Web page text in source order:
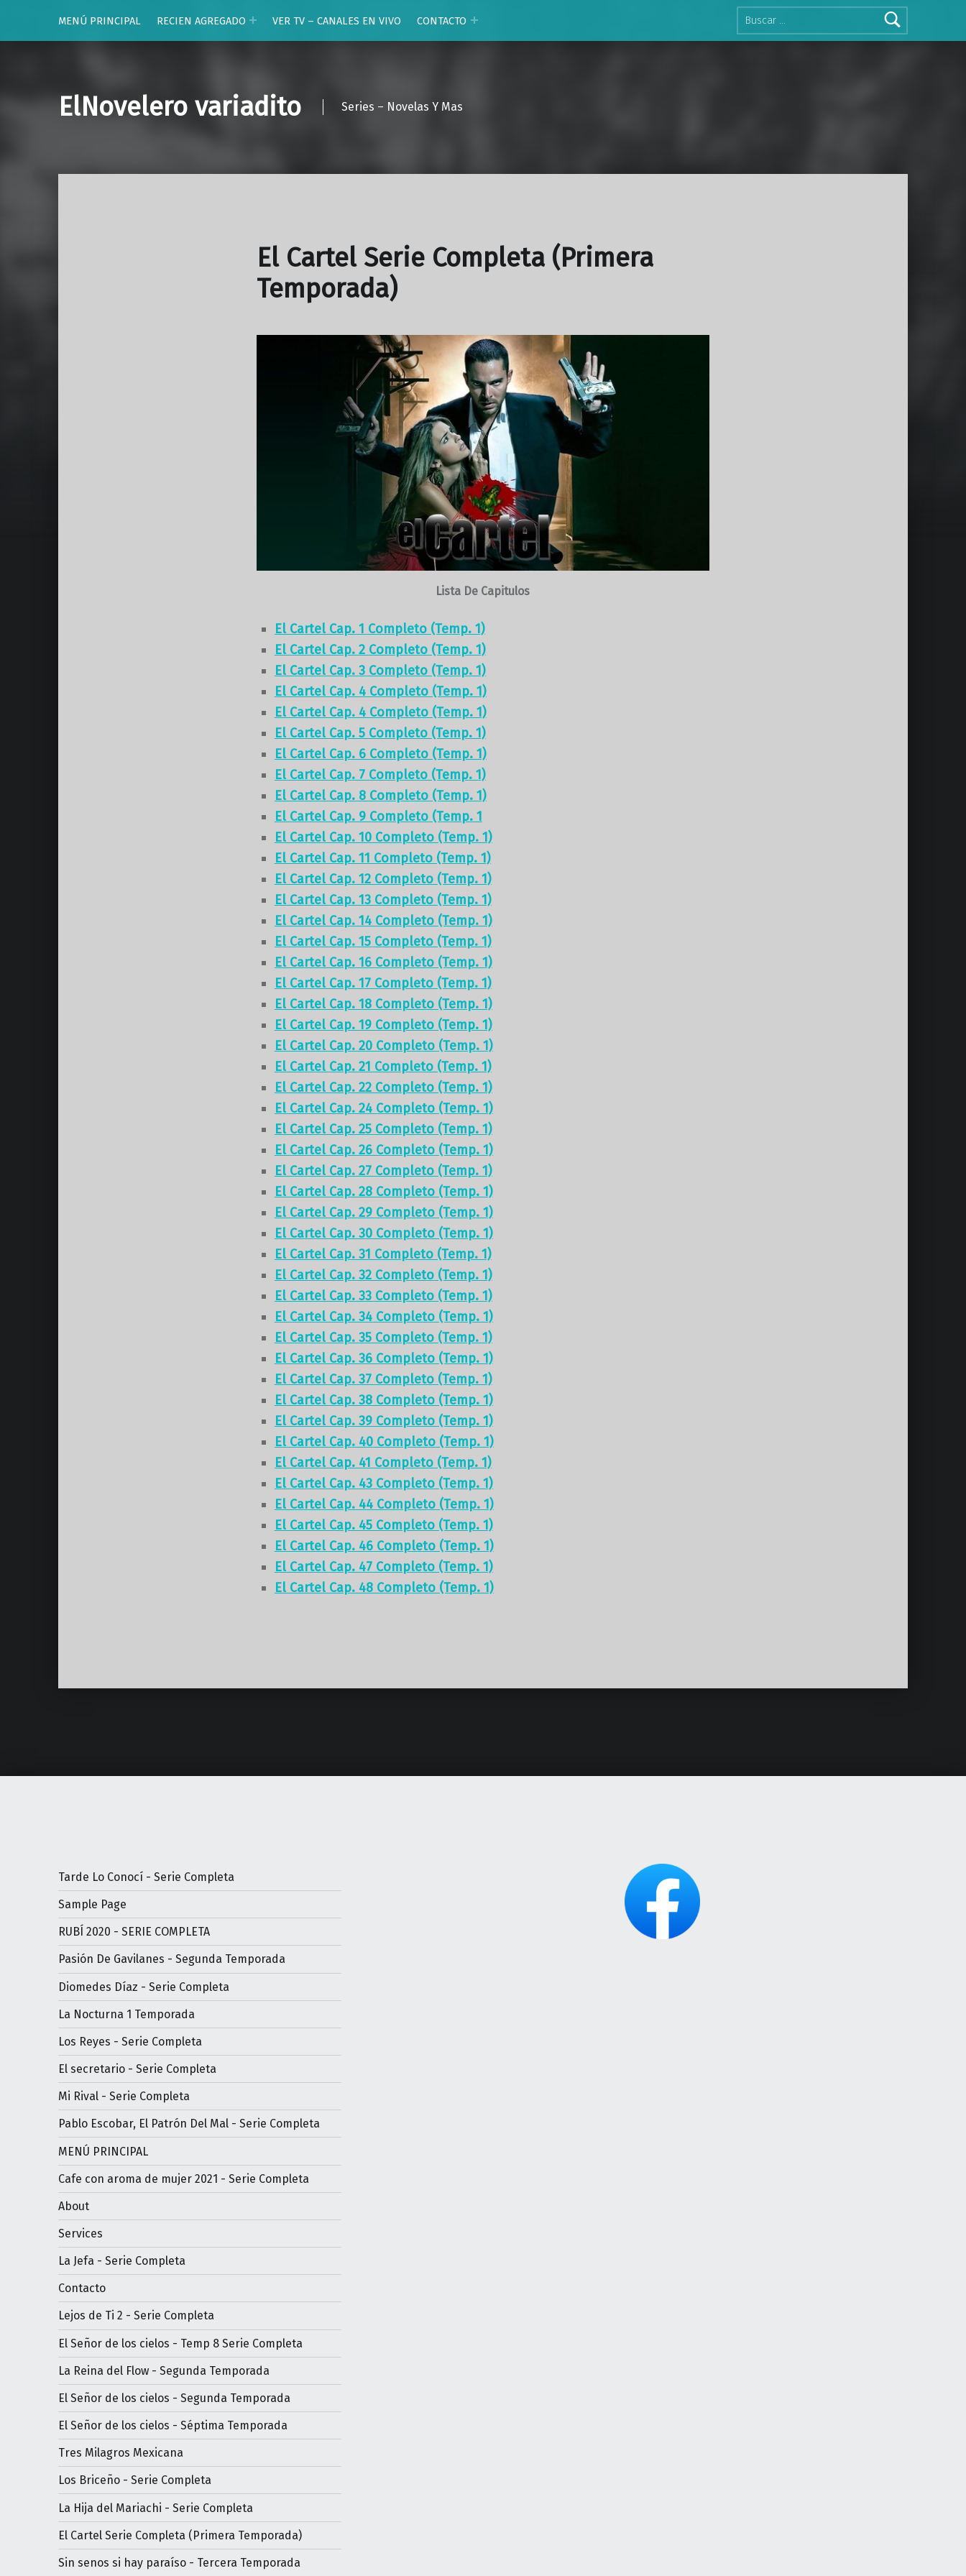
Buscar:
MENÚ PRINCIPAL
RECIEN AGREGADO VER TV – CANALES EN VIVO CONTACTO
ElNovelero variadito Series – Novelas Y Mas
El Cartel Serie Completa (Primera
Temporada)
Lista De Capitulos
El Cartel Cap. 1 Completo (Temp. 1)
El Cartel Cap. 2 Completo (Temp. 1)
El Cartel Cap. 3 Completo (Temp. 1)
El Cartel Cap. 4 Completo (Temp. 1)
El Cartel Cap. 4 Completo (Temp. 1)
El Cartel Cap. 5 Completo (Temp. 1)
El Cartel Cap. 6 Completo (Temp. 1)
El Cartel Cap. 7 Completo (Temp. 1)
El Cartel Cap. 8 Completo (Temp. 1)
El Cartel Cap. 9 Completo (Temp. 1
El Cartel Cap. 10 Completo (Temp. 1)
El Cartel Cap. 11 Completo (Temp. 1)
El Cartel Cap. 12 Completo (Temp. 1)
El Cartel Cap. 13 Completo (Temp. 1)
El Cartel Cap. 14 Completo (Temp. 1)
El Cartel Cap. 15 Completo (Temp. 1)
El Cartel Cap. 16 Completo (Temp. 1)
El Cartel Cap. 17 Completo (Temp. 1)
El Cartel Cap. 18 Completo (Temp. 1)
El Cartel Cap. 19 Completo (Temp. 1)
El Cartel Cap. 20 Completo (Temp. 1)
El Cartel Cap. 21 Completo (Temp. 1)
El Cartel Cap. 22 Completo (Temp. 1)
El Cartel Cap. 24 Completo (Temp. 1)
El Cartel Cap. 25 Completo (Temp. 1)
El Cartel Cap. 26 Completo (Temp. 1)
El Cartel Cap. 27 Completo (Temp. 1)
El Cartel Cap. 28 Completo (Temp. 1)
El Cartel Cap. 29 Completo (Temp. 1)
El Cartel Cap. 30 Completo (Temp. 1)
El Cartel Cap. 31 Completo (Temp. 1)
El Cartel Cap. 32 Completo (Temp. 1)
El Cartel Cap. 33 Completo (Temp. 1)
El Cartel Cap. 34 Completo (Temp. 1)
El Cartel Cap. 35 Completo (Temp. 1)
El Cartel Cap. 36 Completo (Temp. 1)
El Cartel Cap. 37 Completo (Temp. 1)
El Cartel Cap. 38 Completo (Temp. 1)
El Cartel Cap. 39 Completo (Temp. 1)
El Cartel Cap. 40 Completo (Temp. 1)
El Cartel Cap. 41 Completo (Temp. 1)
El Cartel Cap. 43 Completo (Temp. 1)
El Cartel Cap. 44 Completo (Temp. 1)
El Cartel Cap. 45 Completo (Temp. 1)
El Cartel Cap. 46 Completo (Temp. 1)
El Cartel Cap. 47 Completo (Temp. 1)
El Cartel Cap. 48 Completo (Temp. 1)
Tarde Lo Conocí - Serie Completa
Sample Page
RUBÍ 2020 - SERIE COMPLETA
Pasión De Gavilanes - Segunda Temporada
Diomedes Díaz - Serie Completa
La Nocturna 1 Temporada
Los Reyes - Serie Completa
El secretario - Serie Completa
Mi Rival - Serie Completa
Pablo Escobar, El Patrón Del Mal - Serie Completa
MENÚ PRINCIPAL
Cafe con aroma de mujer 2021 - Serie Completa
About
Services
La Jefa - Serie Completa
Contacto
Lejos de Ti 2 - Serie Completa
El Señor de los cielos - Temp 8 Serie Completa
La Reina del Flow - Segunda Temporada
El Señor de los cielos - Segunda Temporada
El Señor de los cielos - Séptima Temporada
Tres Milagros Mexicana
Los Briceño - Serie Completa
La Hija del Mariachi - Serie Completa
El Cartel Serie Completa (Primera Temporada)
Sin senos si hay paraíso - Tercera Temporada